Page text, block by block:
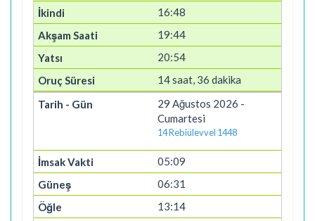
16:48
19:44
20:54
14 saat, 36 dakika
29 Ağustos 2026 -
Cumartesi
14 Rebiülevvel 1448
05:09
06:31
13:14